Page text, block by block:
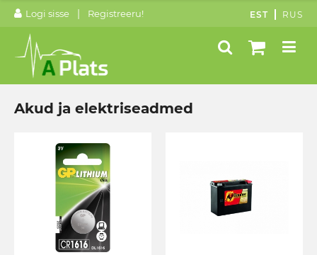
Logi sisse | Registreeru! EST RUS
Akud ja elektriseadmed